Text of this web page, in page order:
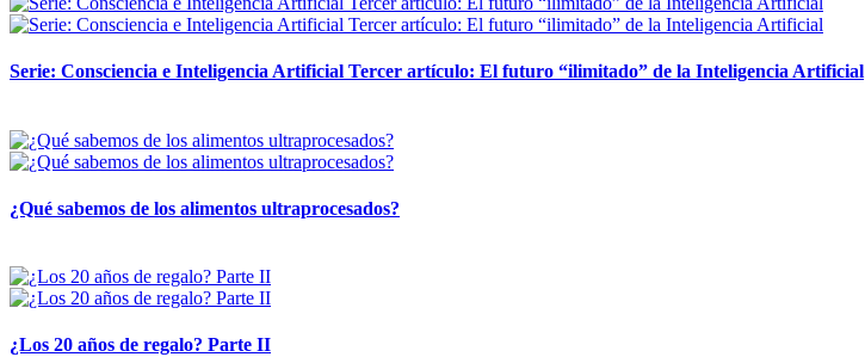
Serie: Consciencia e Inteligencia Artificial Tercer artículo: El futuro “ilimitado” de la Inteligencia Artificial
¿Qué sabemos de los alimentos ultraprocesados?
¿Los 20 años de regalo? Parte II